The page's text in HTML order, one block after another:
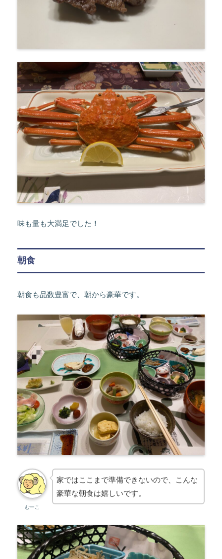
味も量も大満足でした！
朝食
朝食も品数豊富で、朝から豪華です。
むーこ
家ではここまで準備できないので、こんな
豪華な朝食は嬉しいです。